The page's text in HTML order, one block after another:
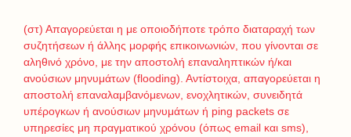
(στ) Απαγορεύεται η με οποιοδήποτε τρόπο διαταραχή των
συζητήσεων ή άλλης μορφής επικοινωνιών, που γίνονται σε
αληθινό χρόνο, με την αποστολή επαναληπτικών ή/και
ανούσιων μηνυμάτων (flooding). Αντίστοιχα, απαγορεύεται η
αποστολή επαναλαμβανόμενων, ενοχλητικών, συνειδητά
υπέρογκων ή ανούσιων μηνυμάτων ή ping packets σε
υπηρεσίες μη πραγματικού χρόνου (όπως email και sms),